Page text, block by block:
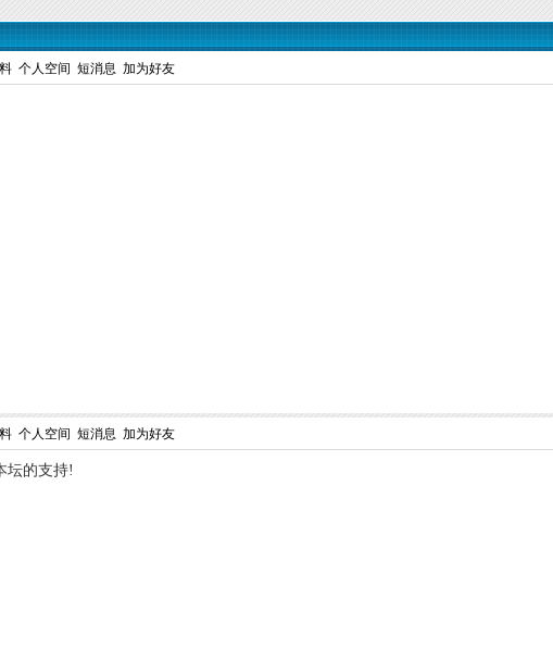
个人空间 短消息 加为好友
个人空间 短消息 加为好友
坛的支持!